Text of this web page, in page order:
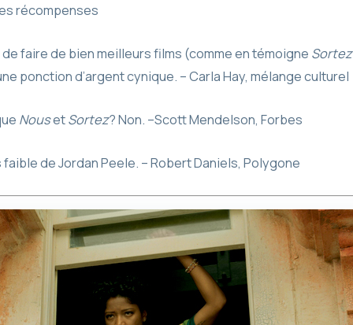
récompenses
faire de bien meilleurs films (comme en témoigne Sortez
ponction d’argent cynique. – Carla Hay, mélange culturel
NousetSortez? Non. –Scott Mendelson, Forbes
faible de Jordan Peele. – Robert Daniels, Polygone